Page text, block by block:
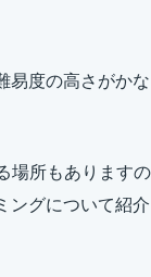
易度の高さがかな
場所もありますの
ングについて紹介